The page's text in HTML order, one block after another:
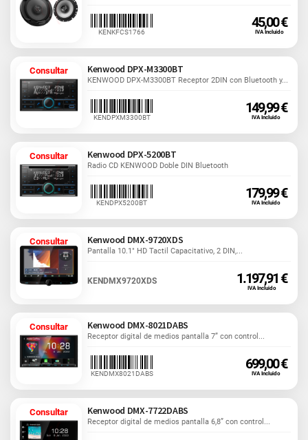
KENKFCS1766
45,00 €
IVA Incluido
Consultar Kenwood DPX-M3300BT
KENWOOD DPX-M3300BT Receptor 2DIN con Bluetooth y...
KENDPXM3300BT
149,99 €
IVA Incluido
Consultar Kenwood DPX-5200BT
Radio CD KENWOOD Doble DIN Bluetooth
KENDPX5200BT
179,99 €
IVA Incluido
Consultar Kenwood DMX-9720XDS
Pantalla 10.1" HD Tactil Capacitativo, 2 DIN,...
KENDMX9720XDS 1.197,91 €
IVA Incluido
Consultar Kenwood DMX-8021DABS
Receptor digital de medios pantalla 7” con control...
KENDMX8021DABS
699,00 €
IVA Incluido
Consultar Kenwood DMX-7722DABS
Receptor digital de medios pantalla 6,8” con control...